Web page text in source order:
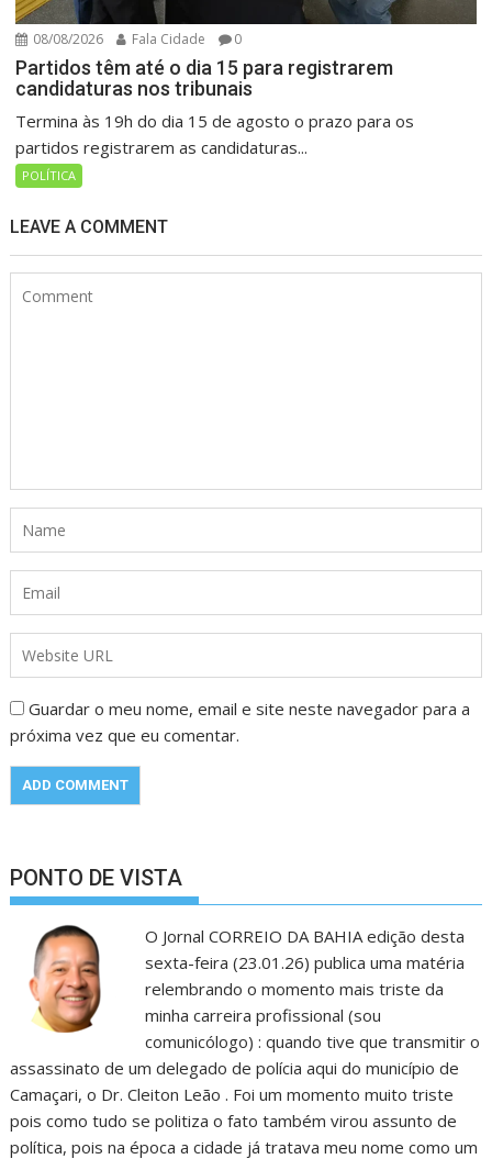
08/08/2026 Fala Cidade 0
Partidos têm até o dia 15 para registrarem
candidaturas nos tribunais
Termina às 19h do dia 15 de agosto o prazo para os
partidos registrarem as candidaturas...
POLÍTICA
LEAVE A COMMENT
Guardar o meu nome, email e site neste navegador para a
próxima vez que eu comentar.
PONTO DE VISTA
O Jornal CORREIO DA BAHIA edição desta
sexta-feira (23.01.26) publica uma matéria
relembrando o momento mais triste da
minha carreira profissional (sou
comunicólogo) : quando tive que transmitir o
assassinato de um delegado de polícia aqui do município de
Camaçari, o Dr. Cleiton Leão . Foi um momento muito triste
pois como tudo se politiza o fato também virou assunto de
política, pois na época a cidade já tratava meu nome como um